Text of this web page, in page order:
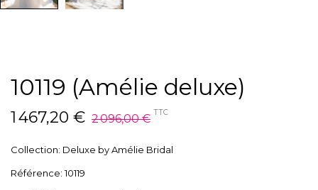
10119 (Amélie deluxe)
1 467,20 € 2 096,00 € TTC
Collection: Deluxe by Amélie Bridal
Référence: 10119